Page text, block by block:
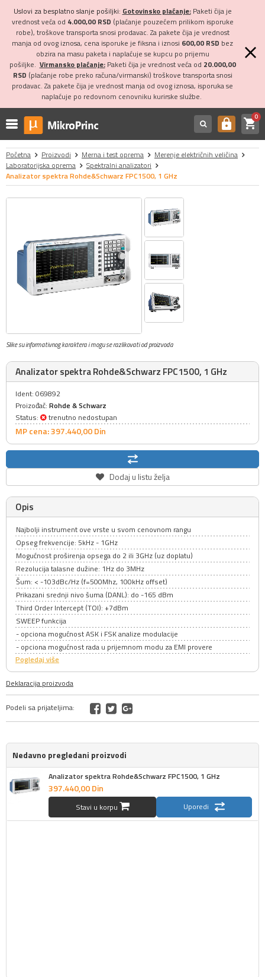
Uslovi za besplatno slanje pošiljki: Gotovinsko plaćanje:Paketi čija je
vrednost veća od 4.000,00 RSD (plaćanje pouzećem prilikom isporuke
robe), troškove transporta snosi prodavac. Za pakete čija je vrednost
manja od ovog iznosa, cena isporuke je fiksna i iznosi 600,00 RSD bez
obzira na masu paketa i naplaćuje se kupcu po prijemu
pošiljke. Virmansko plaćanje:Paketi čija je vrednost veća od 20.000,00
RSD (plaćanje robe preko računa/virmanski) troškove transporta snosi
prodavac. Za pakete čija je vrednost manja od ovog iznosa, isporuka se
naplaćuje po redovnom cenovniku kurirske službe.
https shopping_cart0
Početna Proizvodi Merna i test oprema
Merenje električnih veličina
Laboratorijska oprema
Spektralni analizatori
Analizator spektra Rohde&Schwarz FPC1500, 1 GHz
Slike su informativnog karaktera i mogu se razlikovati od proizvoda
Analizator spektra Rohde&Schwarz FPC1500, 1 GHz
Ident: 069892
Proizođač: Rohde & Schwarz
Status:
trenutno nedostupan
MP cena: 397.440,00Din
Dodaj u listu želja
Opis
Najbolji instrument ove vrste u svom cenovnom rangu
Opseg frekvencije: 5kHz - 1GHz
Mogućnost proširenja opsega do 2 ili 3GHz (uz doplatu)
Rezolucija talasne dužine: 1Hz do 3MHz
Šum: < -103dBc/Hz (f=500Mhz, 100kHz offset)
Prikazani srednji nivo šuma (DANL): do -165 dBm
Third Order Intercept (TOI): +7dBm
SWEEP funkcija
- opciona mogućnost ASK i FSK analize modulacije
- opciona mogućnost rada u prijemnom modu za EMI provere
Pogledaj više
Deklaracija proizvoda
Podeli sa prijateljima:
Nedavno pregledani proizvodi
Analizator spektra Rohde&Schwarz FPC1500, 1 GHz
397.440,00Din
Stavi u korpu Uporedi